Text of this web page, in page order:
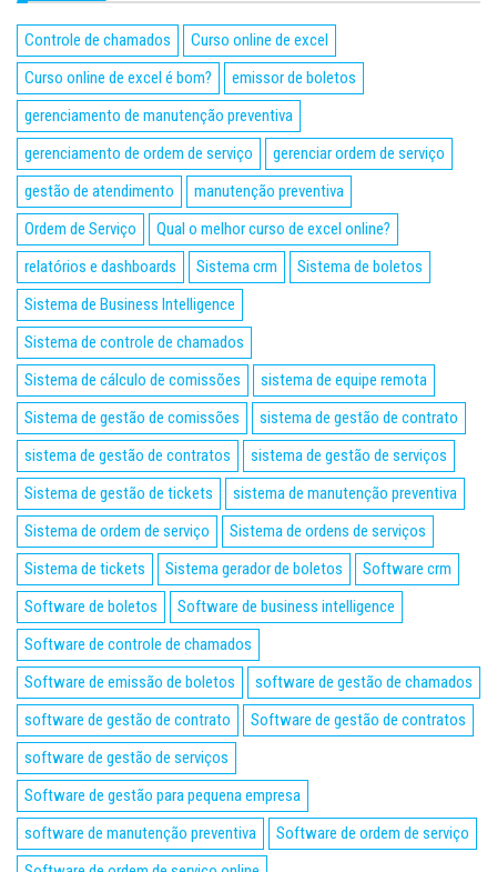
Controle de chamados
Curso online de excel
Curso online de excel é bom?
emissor de boletos
gerenciamento de manutenção preventiva
gerenciamento de ordem de serviço
gerenciar ordem de serviço
gestão de atendimento
manutenção preventiva
Ordem de Serviço
Qual o melhor curso de excel online?
relatórios e dashboards
Sistema crm
Sistema de boletos
Sistema de Business Intelligence
Sistema de controle de chamados
Sistema de cálculo de comissões
sistema de equipe remota
Sistema de gestão de comissões
sistema de gestão de contrato
sistema de gestão de contratos
sistema de gestão de serviços
Sistema de gestão de tickets
sistema de manutenção preventiva
Sistema de ordem de serviço
Sistema de ordens de serviços
Sistema de tickets
Sistema gerador de boletos
Software crm
Software de boletos
Software de business intelligence
Software de controle de chamados
Software de emissão de boletos
software de gestão de chamados
software de gestão de contrato
Software de gestão de contratos
software de gestão de serviços
Software de gestão para pequena empresa
software de manutenção preventiva
Software de ordem de serviço